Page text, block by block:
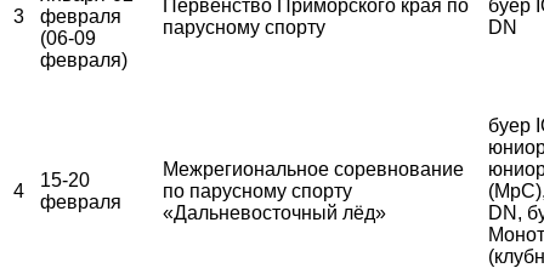
3
февраля
(06-09
февраля)
Первенство Приморского края по
парусному спорту
буер
DN
4
15-20
февраля
Межрегиональное соревнование
по парусному спорту
«Дальневосточный лёд»
буер
DN,